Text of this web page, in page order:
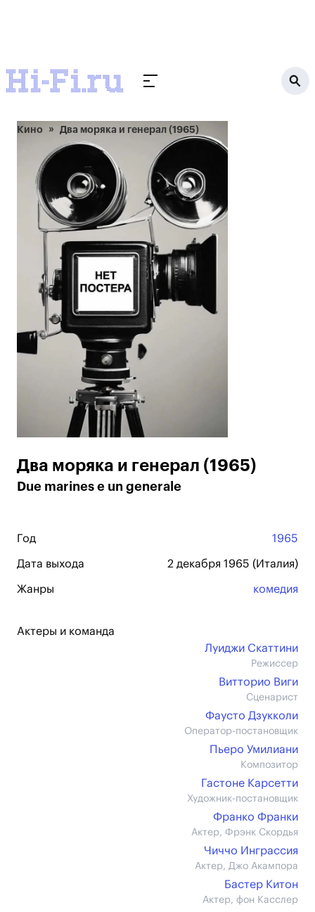
Кино Два моряка и генерал (1965)
Два моряка и генерал (1965)
Due marines e un generale
Год 1965
Дата выхода 2 декабря 1965 (Италия)
Жанры комедия
Актеры и команда
Луиджи Скаттини
Режиссер
Витторио Виги
Сценарист
Фаусто Дзукколи
Оператор-постановщик
Пьеро Умилиани
Композитор
Гастоне Карсетти
Художник-постановщик
Франко Франки
Актер, Фрэнк Скордья
Чиччо Инграссия
Актер, Джо Акампора
Бастер Китон
Актер, фон Касслер